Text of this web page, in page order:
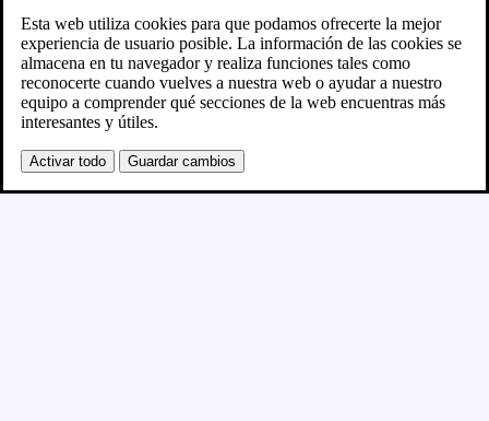
Próximamente
Se está creando el nuevo sitio WordPress y se
publicará en breve
Esta web utiliza cookies para que podamos ofrecerte la mejor
experiencia de usuario posible. La información de las cookies se
almacena en tu navegador y realiza funciones tales como
reconocerte cuando vuelves a nuestra web o ayudar a nuestro
equipo a comprender qué secciones de la web encuentras más
interesantes y útiles.
Activar todo Guardar cambios